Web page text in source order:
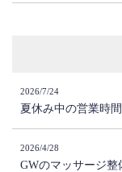
2026/7/24
夏休み中の営業時
2026/4/28
GWのマッサージ